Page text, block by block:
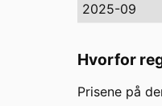
2025-09
Hvorfor
Prisene på